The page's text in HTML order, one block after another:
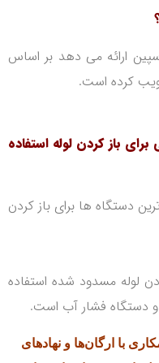
ارائه می دهد بر اساس
کرده است.
باز کردن لوله استفاده
دستگاه ها برای باز کردن
لوله مسدود شده استفاده
و دستگاه فشار آب است.
با ارگان‌ها و نهادهای